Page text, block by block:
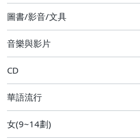
圖書/影音/文具
音樂與影片
CD
華語流行
女(9~14劃)